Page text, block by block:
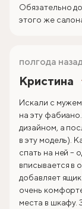
Обязательно
этого же
Кристина
полгода
Искали с мужем
на эту
дизайном, а
в эту модель).
спать на ней –
вписывается в
добавляет
очень
места в шкафу.